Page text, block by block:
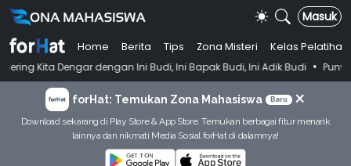
Masuk
Home Berita Tips Zona Misteri
Kelas Pelatihan
dengan Ini Budi, Ini Bapak Budi, Ini Adik Budi • Punya Tujuan
forHat: Temukan Zona Mahasiswa Baru ×
Download sekarang di Play Store & App Store. Temukan berbagai fitur menarik
lainnya dan nikmati Media Sosial forHat di dalamnya!